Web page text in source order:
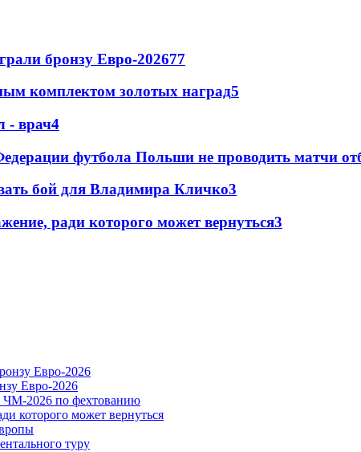
бронзу Евро-202677
комплектом золотых наград5
- врач4
футбола Польши не проводить матчи
бой для Владимира Кличко3
ради которого может вернуться3
Евро-2026
ЧМ-2026 по фехтованию
которого может вернуться
туру